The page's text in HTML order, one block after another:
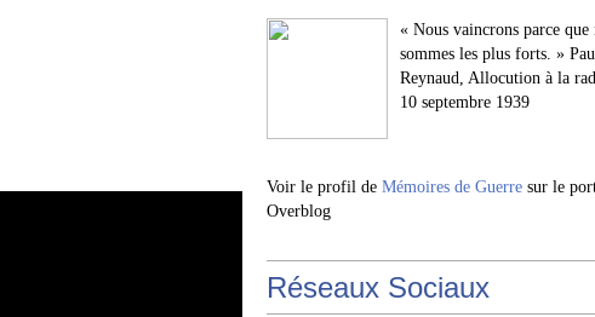
« Nous vaincrons parce que
sommes les plus forts. »
Reynaud, Allocution à la
10 septembre 1939
Voir le profil de Mémoires de Guerre sur le
Overblog
Réseaux Sociaux